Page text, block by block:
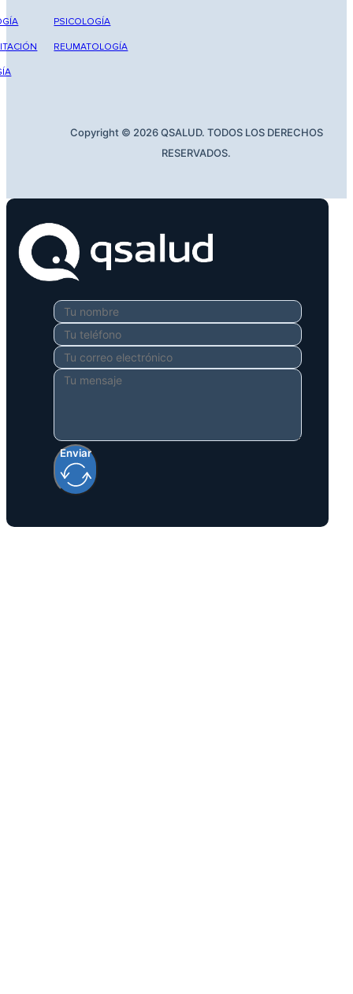
PSICOLOGÍA
REUMATOLOGÍA
Copyright © 2026 QSALUD. TODOS LOS DERECHOS
RESERVADOS.
Enviar